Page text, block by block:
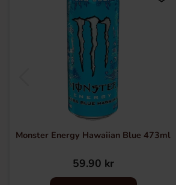
Monster Energy Hawaiian Blue 473ml
59.90 kr